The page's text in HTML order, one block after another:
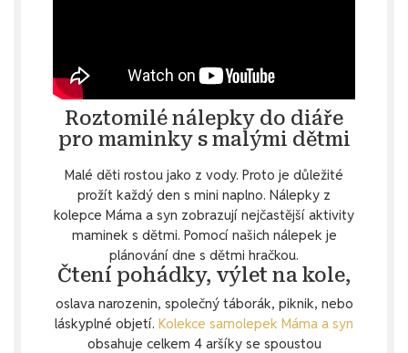
Roztomilé nálepky do diáře
pro maminky s malými dětmi
Malé děti rostou jako z vody. Proto je důležité
prožít každý den s mini naplno. Nálepky z
kolepce Máma a syn zobrazují nejčastější aktivity
maminek s dětmi. Pomocí našich nálepek je
plánování dne s dětmi hračkou.
Čtení pohádky, výlet na kole,
oslava narozenin, společný táborák, piknik, nebo
láskyplné objetí. Kolekce samolepek Máma a syn
obsahuje celkem 4 aršíky se spoustou